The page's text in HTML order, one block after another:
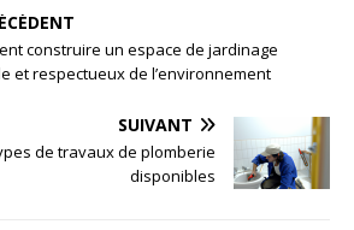
construire un espace de jardinage
et respectueux de l’environnement
SUIVANT
de travaux de plomberie
disponibles